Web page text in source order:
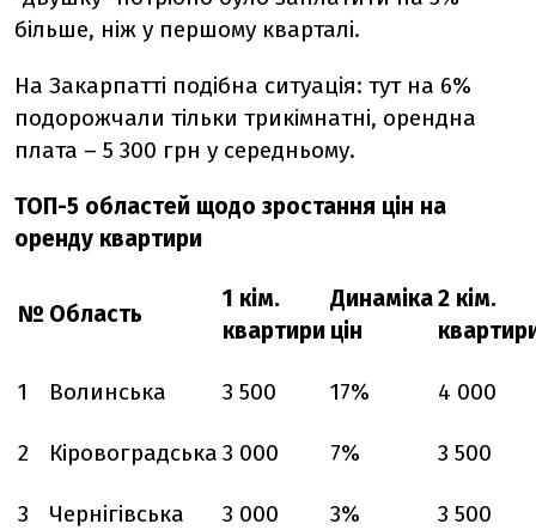
більше, ніж у першому кварталі.
На Закарпатті подібна ситуація: тут на 6%
подорожчали тільки трикімнатні, орендна
плата – 5 300 грн у середньому.
ТОП-5 областей щодо зростання цін на
оренду квартири
№ Область
1 кім.
квартири
Динаміка
цін
2 кім.
1 Волинська 3 500 17% 4 000
2 Кіровоградська 3 000 7% 3 500
3 Чернігівська 3 000 3% 3 500